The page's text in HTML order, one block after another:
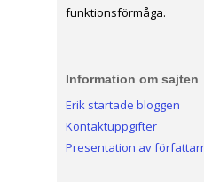
funktionsförmåga.
Information om sajten
Erik startade bloggen
Kontaktuppgifter
Presentation av